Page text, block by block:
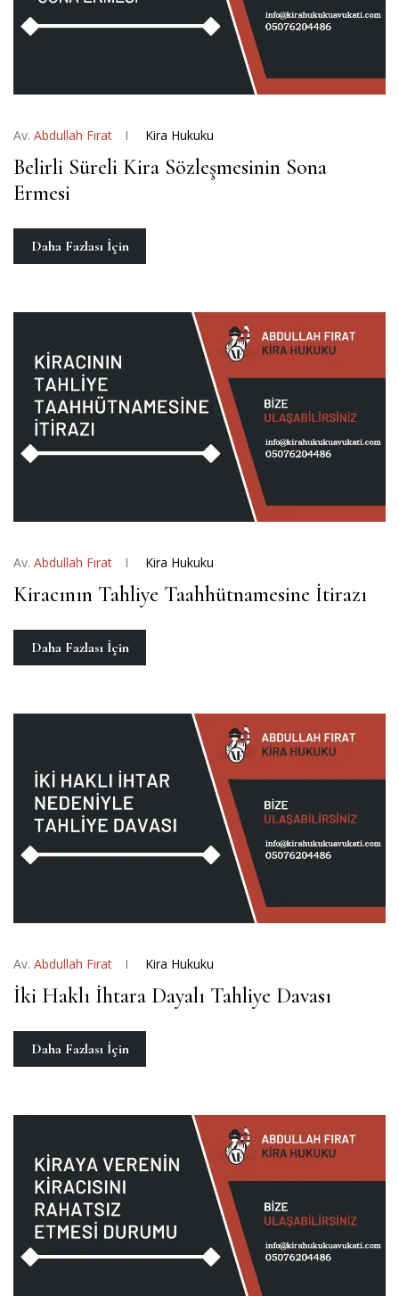
Av. Abdullah Fırat Kira Hukuku
Belirli Süreli Kira Sözleşmesinin Sona
Ermesi
Daha Fazlası İçin
Av. Abdullah Fırat Kira Hukuku
Kiracının Tahliye Taahhütnamesine İtirazı
Daha Fazlası İçin
Av. Abdullah Fırat Kira Hukuku
İki Haklı İhtara Dayalı Tahliye Davası
Daha Fazlası İçin